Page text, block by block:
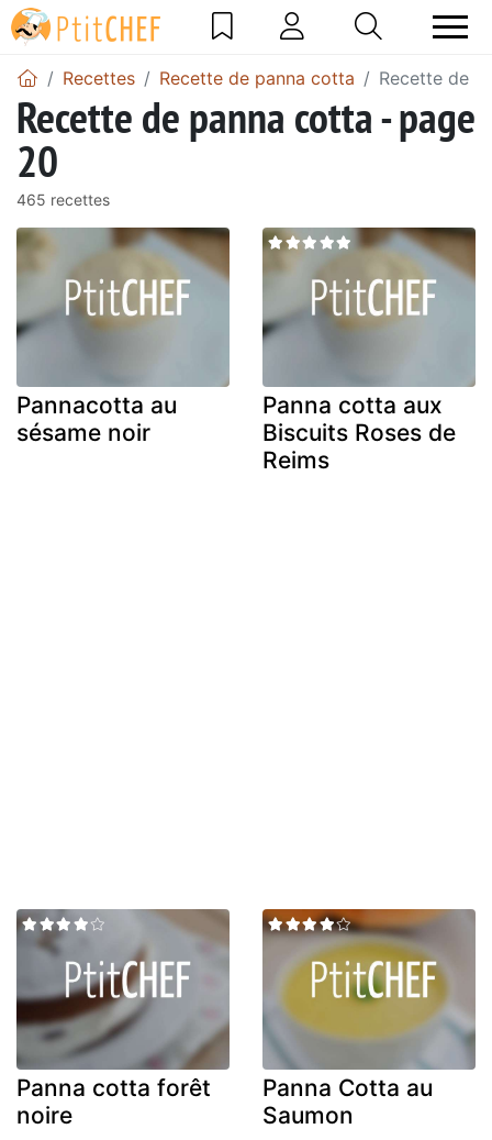
Recettes Recette de panna cotta Recette de
Recette de panna cotta - page
20
465 recettes
Pannacotta au
sésame noir
Panna cotta aux
Biscuits Roses de
Reims
Panna cotta forêt
noire
Panna Cotta au
Saumon